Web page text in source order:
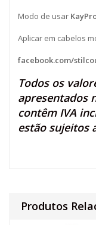
Modo de usar
Aplicar em cabelos
facebook.com/
Todos os
apresentados
contêm IVA
estão sujeitos
Produtos